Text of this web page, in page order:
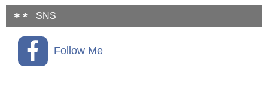
SNS
Follow Me